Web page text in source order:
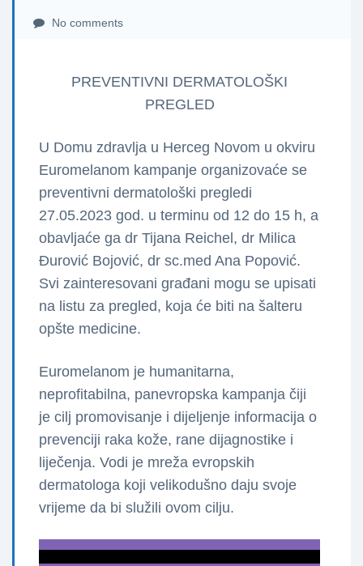
No comments
PREVENTIVNI DERMATOLOŠKI
PREGLED
U Domu zdravlja u Herceg Novom u okviru
Euromelanom kampanje organizovaće se
preventivni dermatološki pregledi
27.05.2023 god. u terminu od 12 do 15 h, a
obavljaće ga dr Tijana Reichel, dr Milica
Đurović Bojović, dr sc.med Ana Popović.
Svi zainteresovani građani mogu se upisati
na listu za pregled, koja će biti na šalteru
opšte medicine.
Euromelanom je humanitarna,
neprofitabilna, panevropska kampanja čiji
je cilj promovisanje i dijeljenje informacija o
prevenciji raka kože, rane dijagnostike i
liječenja. Vodi je mreža evropskih
dermatologa koji velikodušno daju svoje
vrijeme da bi služili ovom cilju.